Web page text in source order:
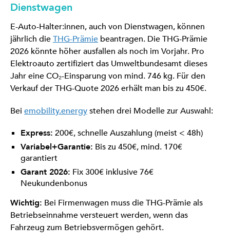
Dienstwagen
E-Auto-Halter:innen, auch von Dienstwagen, können
jährlich dieTHG-Prämie beantragen. Die THG-Prämie
2026 könnte höher ausfallen als noch im Vorjahr. Pro
Elektroauto zertifiziert das Umweltbundesamt dieses
Jahr eine CO₂-Einsparung von mind. 746 kg. Für den
Verkauf der THG-Quote 2026 erhält man bis zu 450€.
Bei emobility.energystehen drei Modelle zur Auswahl:
Express: 200€, schnelle Auszahlung (meist < 48h)
Variabel+Garantie: Bis zu 450€, mind. 170€
garantiert
Garant 2026: Fix 300€ inklusive 76€
Neukundenbonus
Wichtig: Bei Firmenwagen muss die THG-Prämie als
Betriebseinnahme versteuert werden, wenn das
Fahrzeug zum Betriebsvermögen gehört.